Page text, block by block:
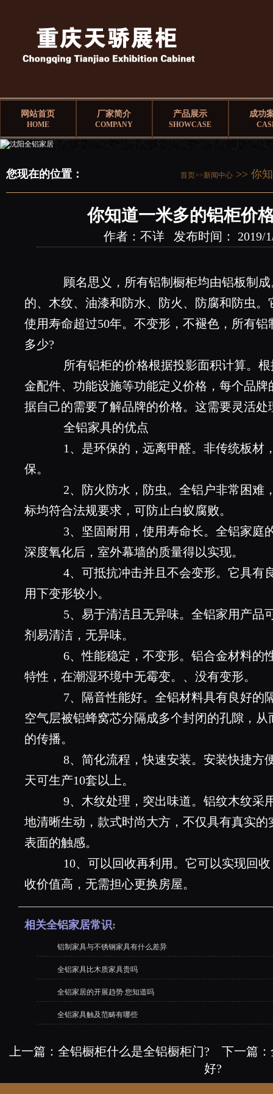
网站首页
HOME
厂家简介
COMPANY
产品展示
SHOWCASE
成功
您现在的位置： 首页>>新闻中心 >> 你
你知道一米多的铝柜价
作者：不详 发布时间： 2019/
顾名思义，所有铝制橱柜均由铝板制成
的、木纹、油漆和防水、防火、防腐和防虫
使用寿命超过50年。不变形，不褪色，所有
多少?
所有铝柜的价格根据投影面积计算。根
金配件、功能设施等功能定义价格，每个品
据自己的需要了解品牌的价格。这需要灵活处
全铝家具的优点
1、是环保的，远离甲醛。非传统板材
保。
2、防火防水，防虫。全铝户非常困难
标均符合法规要求，可防止白蚁腐败。
3、坚固耐用，使用寿命长。全铝家庭
深度氧化后，室外幕墙的质量得以实现。
4、可抵抗冲击并且不会变形。它具有
用下变形较小。
5、易于清洁且无异味。全铝家用产品
剂易清洁，无异味。
6、性能稳定，不变形。铝合金材料的
特性，在潮湿环境中无霉变。、没有变形。
7、隔音性能好。全铝材料具有良好的
空气层被铝蜂窝芯分隔成多个封闭的孔隙，
的传播。
8、简化流程，快速安装。安装快捷方
天可生产10套以上。
9、木纹处理，突出味道。铝纹木纹采
地清晰生动，款式时尚大方，不仅具有真实
表面的触感。
10、可以回收再利用。它可以实现回收
收价值高，无需担心更换房屋。
相关全铝家居常识:
铝制家具与不锈钢家具有什么差异
全铝家具比木质家具贵吗
全铝家居的开展趋势 您知道吗
全铝家具触及范畴有哪些
上一篇：全铝橱柜什么是全铝橱柜门? 下一篇：
好?